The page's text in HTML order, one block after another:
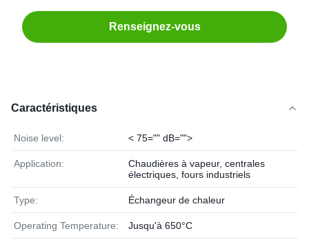
Renseignez-vous
Caractéristiques
Noise level: < 75="" dB="">
Application:
Chaudières à vapeur, centrales
électriques, fours industriels
Type: Échangeur de chaleur
Operating Temperature: Jusqu'à 650°C